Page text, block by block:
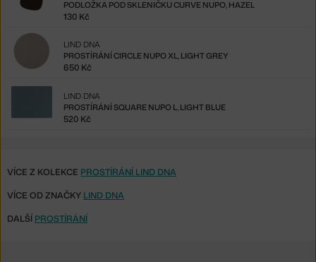
PODLOŽKA POD SKLENIČKU CURVE NUPO, HAZEL
130 Kč
PROSTÍRÁNÍ CIRCLE NUPO XL, LIGHT GREY
LIND DNA
650 Kč
PROSTÍRÁNÍ SQUARE NUPO L, LIGHT BLUE
LIND DNA
520 Kč
VÍCE Z KOLEKCE PROSTÍRÁNÍ LIND DNA
VÍCE OD ZNAČKY LIND DNA
DALŠÍ PROSTÍRÁNÍ